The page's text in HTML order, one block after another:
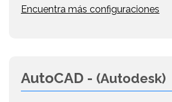
Encuentra más configuraciones
AutoCAD - (Autodesk)